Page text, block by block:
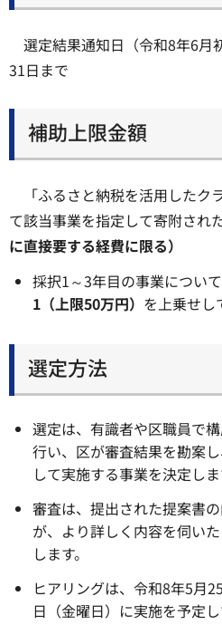
選定結果通知日（令和8年6月
31日まで
補助上限金額
「ふるさと納税を活用した
て該当事業を指定して寄附され
に直接要する経費に限る）
採択1～3年目の事業について
1（上限50万円） を上乗せし
選定方法
選定は、有識者や区職員で
行い、区が審査結果を勘案
して実施する事業を決定しま
審査は、提出された提案書
が、より詳しく内容を伺い
します。
ヒアリングは、令和8年5月
日（金曜日）に実施を予定し